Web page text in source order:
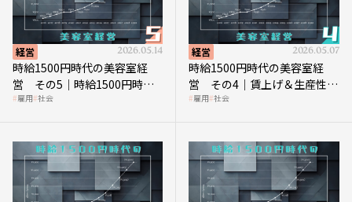
経営 2026.05.14
時給1500円時代の美容室経
営 その5｜時給1500円時代
の到来は美容業の収益構造を
雇用 社会
経営 2026.05.07
時給1500円時代の美容室経
営 その4｜賃上げ＆生産性向
上につなげる賢い助成金活用
雇用 社会